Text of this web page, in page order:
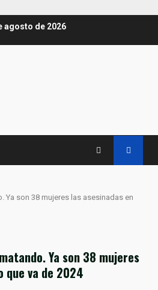
agosto de 2026
Ya son 38 mujeres las asesinadas en
Ya son 38 mujeres
que va de 2024